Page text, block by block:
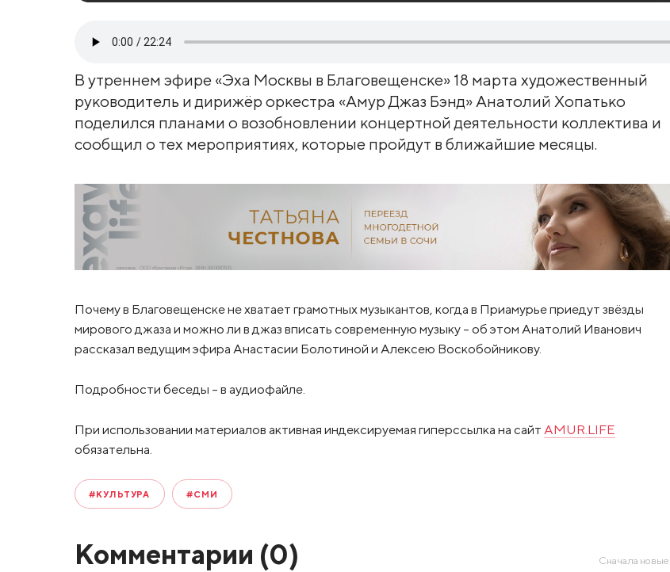
В утреннем эфире «Эха Москвы в Благовещенске» 18 марта художественный
руководитель и дирижёр оркестра «Амур Джаз Бэнд» Анатолий Хопатько
поделился планами о возобновлении концертной деятельности коллектива и
сообщил о тех мероприятиях, которые пройдут в ближайшие месяцы.
Почему в Благовещенске не хватает грамотных музыкантов, когда в Приамурье приедут звёзды
мирового джаза и можно ли в джаз вписать современную музыку – об этом Анатолий Иванович
рассказал ведущим эфира Анастасии Болотиной и Алексею Воскобойникову.
Подробности беседы – в аудиофайле.
При использовании материалов активная индексируемая гиперссылка на сайт AMUR.LIFE
обязательна.
#КУЛЬТУРА #СМИ
Комментарии (0) Сначала новые